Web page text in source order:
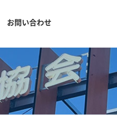
お問い合わせ